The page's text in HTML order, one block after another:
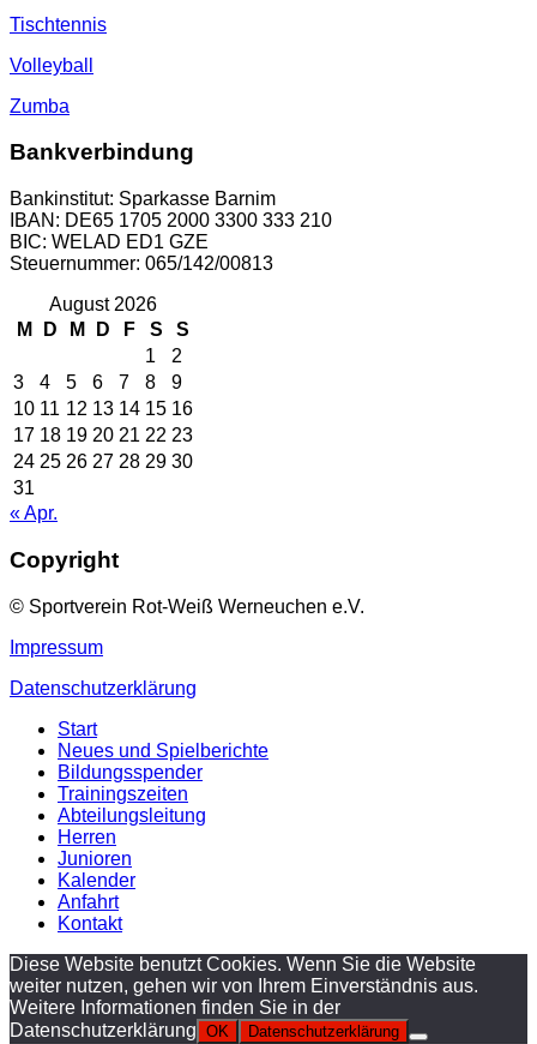
Tischtennis
Volleyball
Zumba
Bankverbindung
Bankinstitut: Sparkasse Barnim
IBAN: DE65 1705 2000 3300 333 210
BIC: WELAD ED1 GZE
Steuernummer: 065/142/00813
August 2026
M
D M D F S
S
1
2
3
4 5 6 7 8
9
10 11 12 13 14 15 16
17 18 19 20 21 22 23
24 25 26 27 28 29 30
31
« Apr.
Copyright
© Sportverein Rot-Weiß Werneuchen e.V.
Impressum
Datenschutzerklärung
Start
Neues und Spielberichte
Bildungsspender
Trainingszeiten
Abteilungsleitung
Herren
Junioren
Kalender
Anfahrt
Kontakt
Diese Website benutzt Cookies. Wenn Sie die Website
weiter nutzen, gehen wir von Ihrem Einverständnis aus.
Weitere Informationen finden Sie in der
Datenschutzerklärung OK Datenschutzerklärung